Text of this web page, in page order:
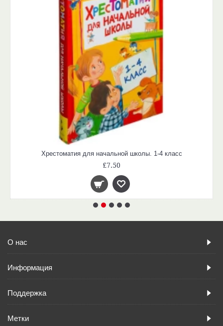
Хрестоматия для начальной школы. 1-4 класс
£7.50
О нас
Информация
Поддержка
Метки